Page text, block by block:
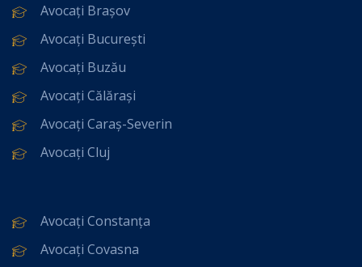
Avocați Brașov
Avocați București
Avocați Buzău
Avocați Călărași
Avocați Caraș-Severin
Avocați Cluj
Avocați Constanța
Avocați Covasna